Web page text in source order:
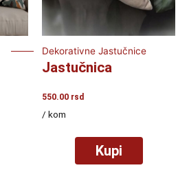
Dekorativne Jastučnice
Jastučnica
550.00 rsd
/ kom
Kupi